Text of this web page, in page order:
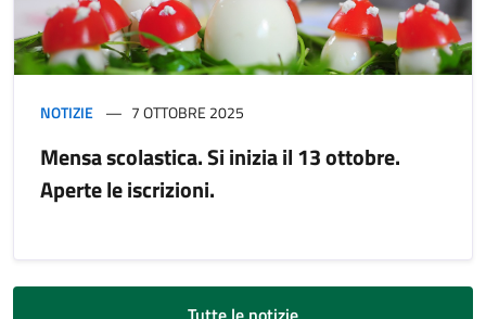
NOTIZIE 7 OTTOBRE 2025
Mensa scolastica. Si inizia il 13 ottobre.
Aperte le iscrizioni.